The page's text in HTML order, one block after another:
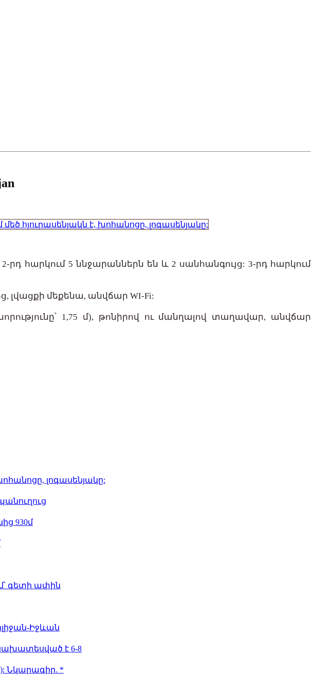
րդ հարկում 5 ննջարաններն են և 2 սանհանգույց: 3-րդ հարկում
լվացքի մեքենա, անվճար WI-Fi:
1,75 մ), թոնիրով ու մանղալով տաղավար, անվճար